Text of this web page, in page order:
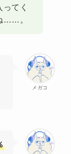
てく
……。
メガコ